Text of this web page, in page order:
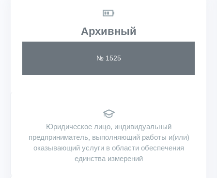
Архивный
№ 1525
Юридическое лицо, индивидуальный
предприниматель, выполняющий работы и(или)
оказывающий услуги в области обеспечения
единства измерений